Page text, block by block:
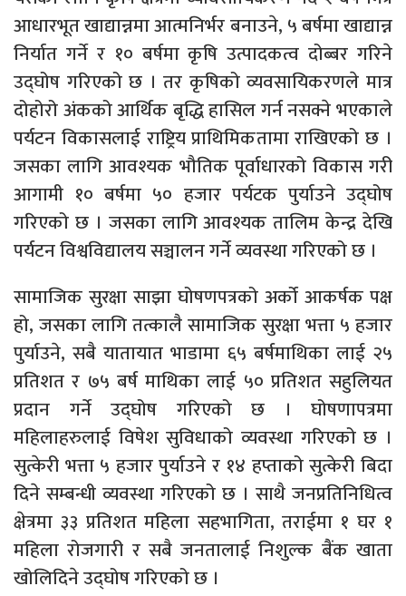
आधारभूत खाद्यान्नमा आत्मनिर्भर बनाउने, ५ बर्षमा खाद्यान्न
निर्यात गर्ने र १० बर्षमा कृषि उत्पादकत्व दोब्बर गरिने
उद्घोष गरिएको छ । तर कृषिको व्यवसायिकरणले मात्र
दोहोरो अंकको आर्थिक बृद्धि हासिल गर्न नसक्ने भएकाले
पर्यटन विकासलाई राष्ट्रिय प्राथिमिकतामा राखिएको छ ।
जसका लागि आवश्यक भौतिक पूर्वाधारको विकास गरी
आगामी १० बर्षमा ५० हजार पर्यटक पुर्याउने उद्घोष
गरिएको छ । जसका लागि आवश्यक तालिम केन्द्र देखि
पर्यटन विश्वविद्यालय सञ्चालन गर्ने व्यवस्था गरिएको छ ।
सामाजिक सुरक्षा साझा घोषणपत्रको अर्को आकर्षक पक्ष
हो, जसका लागि तत्कालै सामाजिक सुरक्षा भत्ता ५ हजार
पुर्याउने, सबै यातायात भाडामा ६५ बर्षमाथिका लाई २५
प्रतिशत र ७५ बर्ष माथिका लाई ५० प्रतिशत सहुलियत
प्रदान गर्ने उद्घोष गरिएको छ । घोषणापत्रमा
महिलाहरुलाई विषेश सुविधाको व्यवस्था गरिएको छ ।
सुत्केरी भत्ता ५ हजार पुर्याउने र १४ हप्ताको सुत्केरी बिदा
दिने सम्बन्धी व्यवस्था गरिएको छ । साथै जनप्रतिनिधित्व
क्षेत्रमा ३३ प्रतिशत महिला सहभागिता, तराईमा १ घर १
महिला रोजगारी र सबै जनतालाई निशुल्क बैंक खाता
खोलिदिने उद्घोष गरिएको छ ।